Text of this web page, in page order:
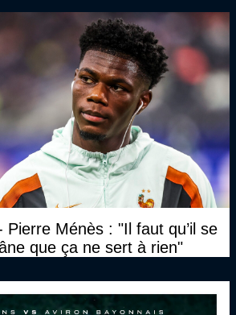
Pierre Ménès : "Il faut qu’il se
que ça ne sert à rien"